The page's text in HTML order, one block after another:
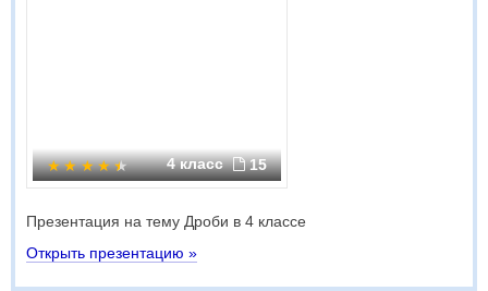
4 класс 15
Презентация на тему Дроби в 4 классе
Открыть презентацию »